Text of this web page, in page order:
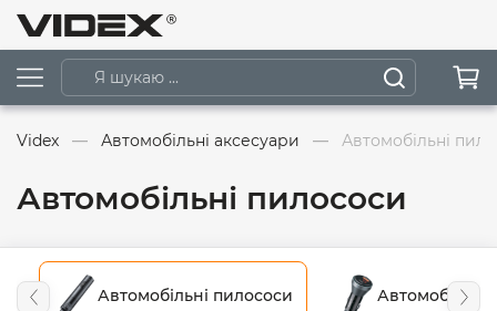
Videx Автомобільні аксесуари Автомобільні
Автомобільні пилососи
Автомобільні пилососи Автомобільні